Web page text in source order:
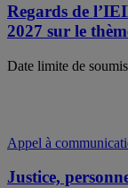
Regards de
2027 sur le
Date limite de
Appel à
Justice,